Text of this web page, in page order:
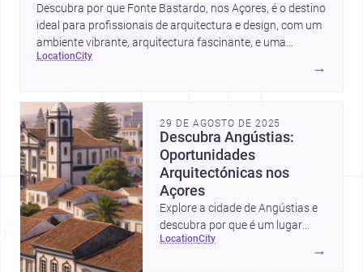
Descubra por que Fonte Bastardo, nos Açores, é o destino
ideal para profissionais de arquitectura e design, com um
ambiente vibrante, arquitectura fascinante, e uma
comunidade de especialistas à disposição.
location city
→
29 DE AGOSTO DE 2025
Descubra Angústias:
Oportunidades
Arquitectónicas nos
Açores
Explore a cidade de Angústias e
descubra por que é um lugar
ideal para projetos
location city
→